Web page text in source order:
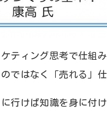
ティング思考で仕組み
ではなく「売れる」
行けば知識を身に付け